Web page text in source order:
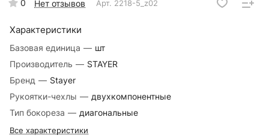
0 Нет отзывов Арт. 2218-5_z02
Характеристики
Базовая единица — шт
Производитель — STAYER
Бренд — Stayer
Рукоятки-чехлы — двухкомпонентные
Тип бокореза — диагональные
Все характеристики